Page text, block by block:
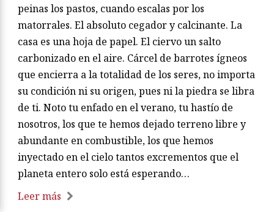
peinas los pastos, cuando escalas por los
matorrales. El absoluto cegador y calcinante. La
casa es una hoja de papel. El ciervo un salto
carbonizado en el aire. Cárcel de barrotes ígneos
que encierra a la totalidad de los seres, no importa
su condición ni su origen, pues ni la piedra se libra
de ti. Noto tu enfado en el verano, tu hastío de
nosotros, los que te hemos dejado terreno libre y
abundante en combustible, los que hemos
inyectado en el cielo tantos excrementos que el
planeta entero solo está esperando…
Leer más